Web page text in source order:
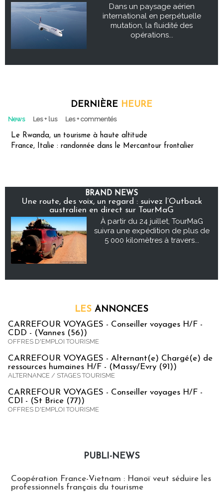
Dans un paysage aérien
international en perpétuelle
mutation, la fluidité des
opérations...
DERNIÈRE HEURE
News Les + lus Les + commentés
Le Rwanda, un tourisme à haute altitude
France, Italie : randonnée dans le Mercantour frontalier
BRAND NEWS
Une route, des voix, un regard : suivez l’Outback
australien en direct sur TourMaG
À partir du 24 juillet, TourMaG
suivra une expédition de plus de
5 000 kilomètres à travers...
LES ANNONCES
CARREFOUR VOYAGES - Conseiller voyages H/F -
CDD - (Vannes (56))
OFFRES D'EMPLOI TOURISME
CARREFOUR VOYAGES - Alternant(e) Chargé(e) de
ressources humaines H/F - (Massy/Evry (91))
ALTERNANCE / STAGES TOURISME
CARREFOUR VOYAGES - Conseiller voyages H/F -
CDI - (St Brice (77))
OFFRES D'EMPLOI TOURISME
PUBLI-NEWS
Coopération France-Vietnam : Hanoï veut séduire les
professionnels français du tourisme